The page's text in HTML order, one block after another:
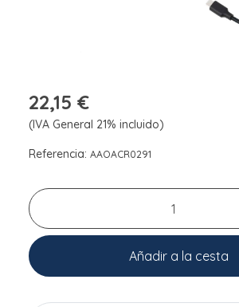
22,15 €
(IVA General 21% incluido)
Referencia: AAOACR0291
Añadir a la cesta